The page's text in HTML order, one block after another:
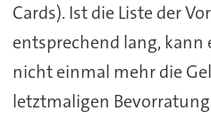
Cards). Ist die Liste der
entsprechend lang, kann
nicht einmal mehr die
letztmaligen